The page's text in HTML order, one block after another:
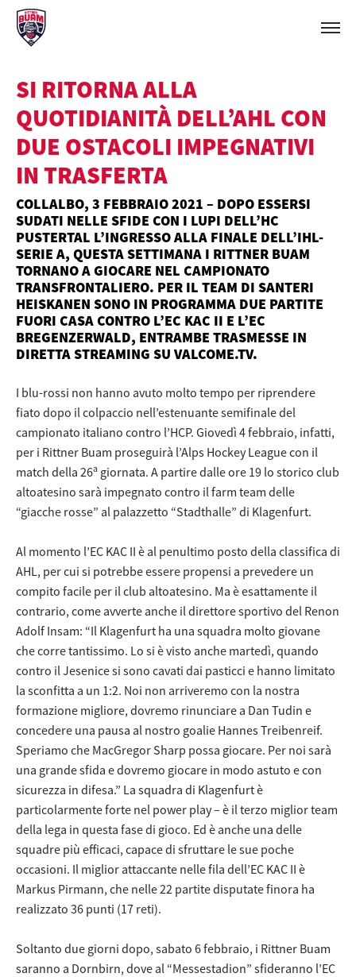
SI RITORNA ALLA
QUOTIDIANITÀ DELL’AHL CON
DUE OSTACOLI IMPEGNATIVI
IN TRASFERTA
COLLALBO, 3 FEBBRAIO 2021 – DOPO ESSERSI
SUDATI NELLE SFIDE CON I LUPI DELL’HC
PUSTERTAL L’INGRESSO ALLA FINALE DELL’IHL-
SERIE A, QUESTA SETTIMANA I RITTNER BUAM
TORNANO A GIOCARE NEL CAMPIONATO
TRANSFRONTALIERO. PER IL TEAM DI SANTERI
HEISKANEN SONO IN PROGRAMMA DUE PARTITE
FUORI CASA CONTRO L’EC KAC II E L’EC
BREGENZERWALD, ENTRAMBE TRASMESSE IN
DIRETTA STREAMING SU VALCOME.TV.
I blu-rossi non hanno avuto molto tempo per riprendere
fiato dopo il colpaccio nell’estenuante semifinale del
campionato italiano contro l’HCP. Giovedì 4 febbraio, infatti,
per i Rittner Buam proseguirà l’Alps Hockey League con il
match della 26a giornata. A partire dalle ore 19 lo storico club
altoatesino sarà impegnato contro il farm team delle
“giacche rosse” al palazzetto “Stadthalle” di Klagenfurt.
Al momento l’EC KAC II è al penultimo posto della classifica di
AHL, per cui si potrebbe essere propensi a prevedere un
compito facile per il club altoatesino. Ma è esattamente il
contrario, come avverte anche il direttore sportivo del Renon
Adolf Insam: “Il Klagenfurt ha una squadra molto giovane
che corre tantissimo. Lo si è visto anche martedì, quando
contro il Jesenice si sono cavati dai pasticci e hanno limitato
la sconfitta a un 1:2. Noi non arriveremo con la nostra
formazione migliore, dovremo rinunciare a Dan Tudin e
concedere una pausa al nostro goalie Hannes Treibenreif.
Speriamo che MacGregor Sharp possa giocare. Per noi sarà
una grande sfida e dovremo giocare in modo astuto e con
sicurezza in difesa.” La squadra di Klagenfurt è
particolarmente forte nel power play – è il terzo miglior team
della lega in questa fase di gioco. Ed è anche una delle
squadre più efficaci, capace di sfruttare le sue poche
occasioni. Il miglior attaccante nelle fila dell’EC KAC II è
Markus Pirmann, che nelle 22 partite disputate finora ha
realizzato 36 punti (17 reti).
Soltanto due giorni dopo, sabato 6 febbraio, i Rittner Buam
saranno a Dornbirn, dove al “Messestadion” sfideranno l’EC